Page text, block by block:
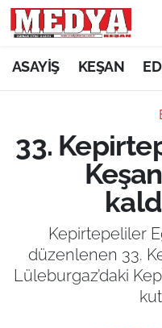
ASAYİŞ KEŞAN
33.
Kepirtepeliler
düzenlenen 33.
Lüleburgaz’daki
KEŞAN
ASAYİŞ
SİYASET
GÜNDEM
EKONOMİ